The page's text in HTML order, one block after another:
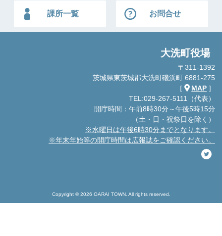
課所一覧 お問合せ
大洗町役場
〒311-1392
茨城県東茨城郡大洗町磯浜町 6881-275
［
MAP ］
TEL:029-267-5111（代表）
開庁時間：午前8時30分～午後5時15分
（土・日・祝祭日を除く）
※水曜日は午後6時30分までとなります。
※年末年始等の開庁時間は広報誌をご確認ください。
Copyright © 2026 OARAI TOWN. All rights reserved.